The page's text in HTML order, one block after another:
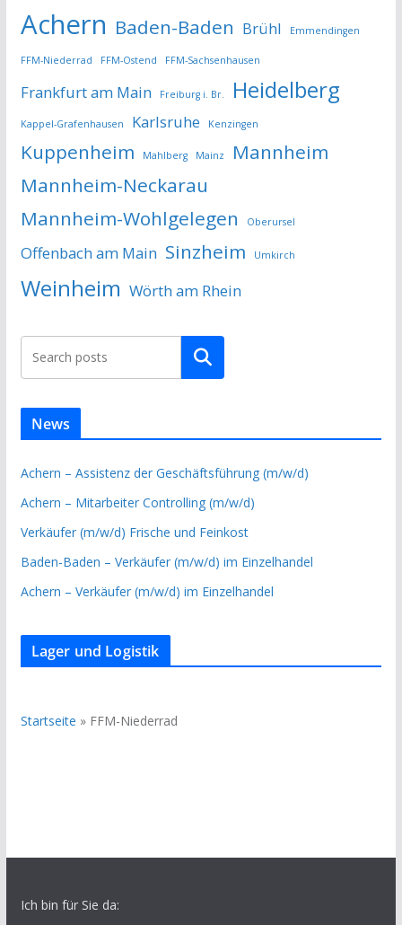
Achern Baden-Baden Brühl Emmendingen
FFM-Niederrad FFM-Ostend FFM-Sachsenhausen
Frankfurt am Main Freiburg i. Br. Heidelberg
Kappel-Grafenhausen Karlsruhe Kenzingen
Kuppenheim Mahlberg Mainz
Mannheim
Mannheim-Neckarau
Mannheim-Wohlgelegen
Oberursel
Offenbach am Main Sinzheim Umkirch
Weinheim Wörth am Rhein
Suchen
News
Achern – Assistenz der Geschäftsführung (m/w/d)
Achern – Mitarbeiter Controlling (m/w/d)
Verkäufer (m/w/d) Frische und Feinkost
Baden-Baden – Verkäufer (m/w/d) im Einzelhandel
Achern – Verkäufer (m/w/d) im Einzelhandel
Lager und Logistik
Startseite » FFM-Niederrad
Ich bin für Sie da: